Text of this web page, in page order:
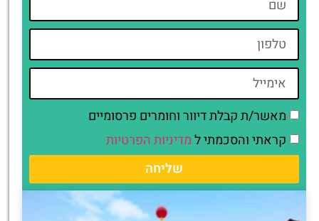
מאשר/ת קבלת דיוור וחומרים פרסומיים
קראתי והסכמתי למדיניות הפרטיות
שליחה